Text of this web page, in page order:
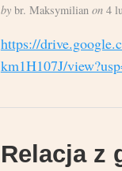
bybr. Maksymilian on4
https://
km1H107J/
Relacja z